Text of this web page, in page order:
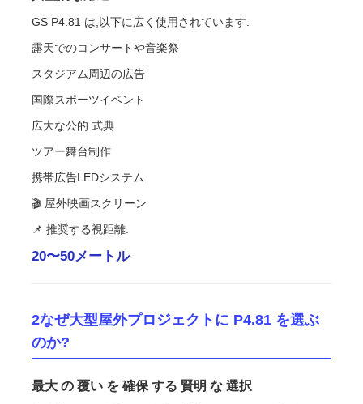
SMD LEDスクリーン
GS P4.81 は,以下に広く使用されています.
露天でのコンサートや音楽祭
スタジアム周辺の広告
国際スポーツイベント
広大な公的 式典
ツアー舞台制作
携帯広告LEDシステム
🎬 屋外映画スクリーン
📌 推奨する視距離:
20〜50メートル
2なぜ大型屋外プロジェクトに P4.81 を選ぶ
のか?
最大 の 覆い を 確保 する 賢明 な 選択